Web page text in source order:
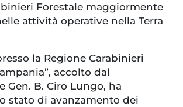
Forestale maggiormente
attività operative nella Terra
la Regione Carabinieri
accolto dal
Gen. B. Ciro Lungo, ha
stato di avanzamento dei